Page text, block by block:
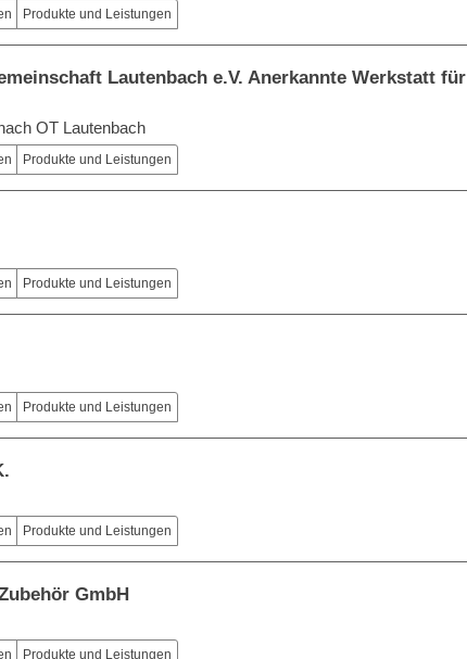
Produkte und Leistungen
Lautenbach e.V. Anerkannte Werkstatt für
OT Lautenbach
Produkte und Leistungen
Produkte und Leistungen
Produkte und Leistungen
Produkte und Leistungen
GmbH
Produkte und Leistungen